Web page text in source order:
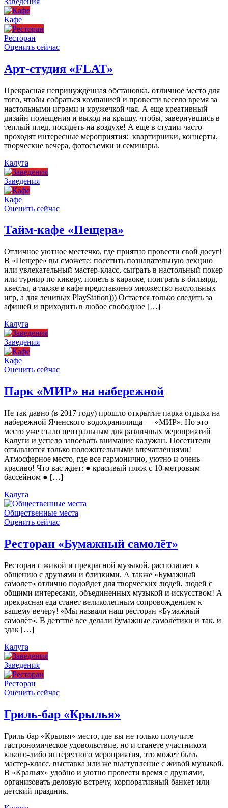
Кафе
Ресторан
Оценить сейчас
Арт-студия «FLAT»
Прекрасная непринужденная обстановка, отличное место для
того, чтобы собраться компанией и провести весело время за
настольными играми и кружечкой чая. А еще креативный
дизайн помещения и выход на крышу, чтобы, завернувшись в
теплый плед, посидеть на воздухе! А еще в студии часто
проходят интересные мероприятия: квартирники, концерты,
творческие вечера, фотосъемки и семинары.
Калуга
Заведения
Кафе
Оценить сейчас
Тайм-кафе «Пещера»
Отличное уютное местечко, где приятно провести свой досуг!
В «Пещере» вы сможете: посетить познавательную лекцию
или увлекательный мастер-класс, сыграть в настольный покер
или турнир по кикеру, попеть в караоке, поиграть в бильярд,
квесты, а также в кафе представлено множество настольных
игр, а для ленивых PlayStation))) Остается только следить за
афишей и приходить в любое свободное […]
Калуга
Заведения
Кафе
Оценить сейчас
Парк «МИР» на набережной
Не так давно (в 2017 году) прошло открытие парка отдыха на
набережной Яченского водохранилища — «МИР». Но это
место уже стало центральным для различных мероприятий
Калуги и успело завоевать внимание калужан. Посетители
отзываются только положительными впечатлениями!
Атмосферное место, где все гармонично, уютно и очень
красиво! Что вас ждет: ● красивый пляж с 10-метровым
бассейном ● […]
Калуга
Общественные места
Оценить сейчас
Ресторан «Бумажный самолёт»
Ресторан с живой и прекрасной музыкой, располагает к
общению с друзьями и близкими. А также «Бумажный
самолет» отлично подойдет для творческих людей, людей с
общими интересами, объединенных музыкой и искусством! А
прекрасная еда станет великолепным сопровождением к
вашему вечеру! «Мы назвали наш ресторан «Бумажный
самолёт». В детстве все делали бумажные самолётики и так, и
эдак […]
Калуга
Заведения
Ресторан
Оценить сейчас
Гриль-бар «Крылья»
Гриль-бар «Крылья» место, где вы не только получите
гастрономическое удовольствие, но и станете участником
какого-либо интересного мероприятия, это может быть
мастер-класс, выставка или же выступление с живой музыкой.
В «Кральях» удобно и уютно провести время с друзьями,
организовать деловую встречу, корпоративный банкет или
детский праздник.